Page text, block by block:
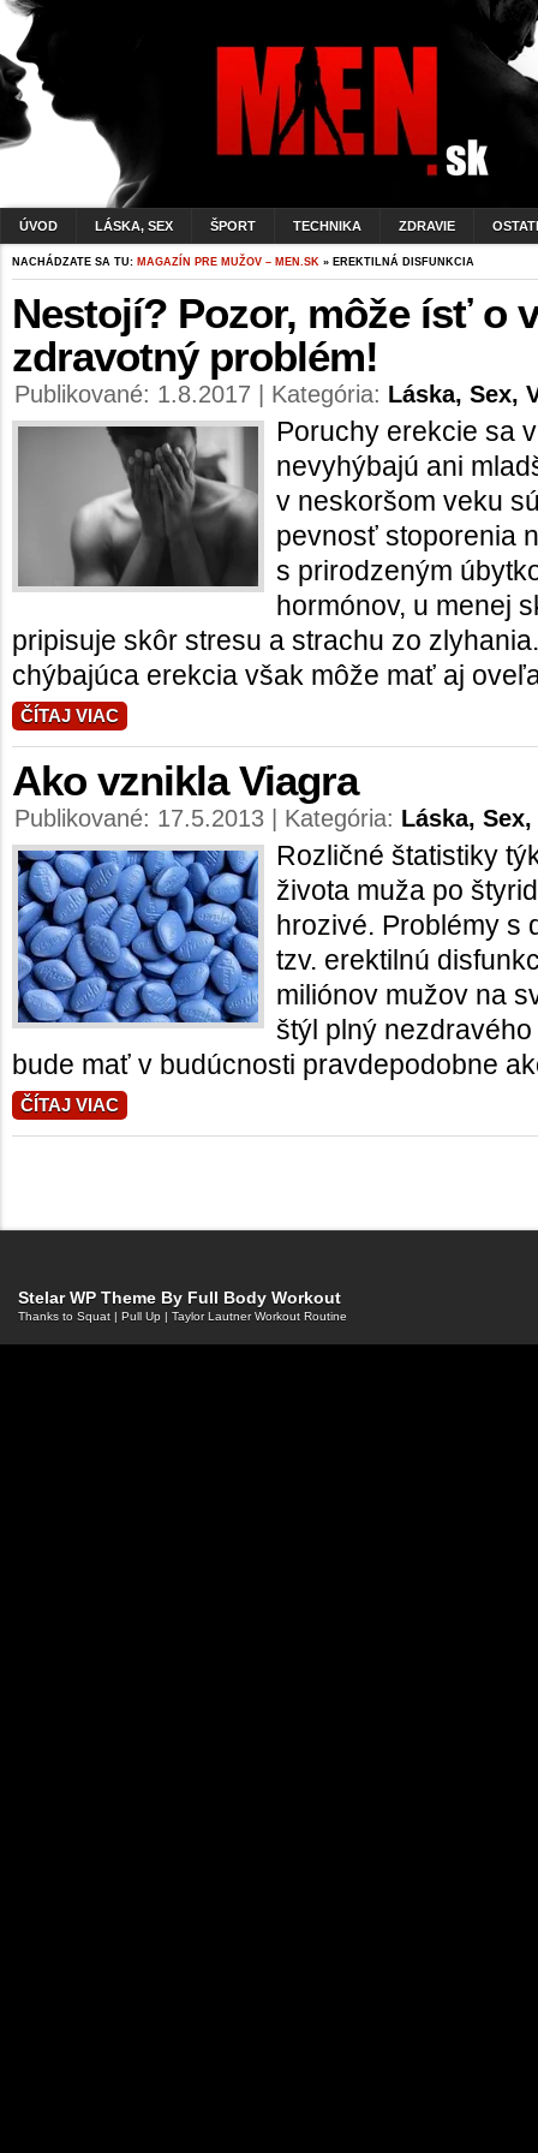
ÚVOD LÁSKA, SEX ŠPORT TECHNIKA ZDRAVIE
NACHÁDZATE SA TU: MAGAZÍN PRE MUŽOV – MEN.SK » EREKTILNÁ DISFUNKCIA
Nestojí? Pozor, môže ísť o
zdravotný problém!
Publikované: 1.8.2017 | Kategória: Láska, Sex,
Poruchy erekcie sa
nevyhýbajú ani
v neskoršom veku
pevnosť stoporenia
s prirodzeným
hormónov, u menej
pripisuje skôr stresu a strachu zo
chýbajúca erekcia však môže mať aj
ČÍTAJ VIAC
Ako vznikla Viagra
Publikované: 17.5.2013 | Kategória: Láska,
Rozličné štatistiky
života muža po
hrozivé. Problémy s
tzv. erektilnú
miliónov mužov na
štýl plný
bude mať v budúcnosti pravdepodobne
ČÍTAJ VIAC
Stelar WP Theme By Full Body Workout
Thanks to Squat | Pull Up | Taylor Lautner Workout Routine